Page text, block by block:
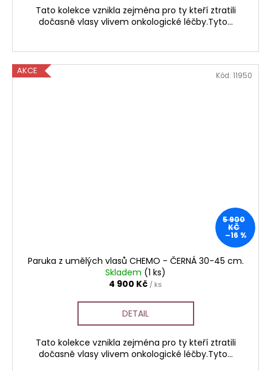
Tato kolekce vznikla zejména pro ty kteří ztratili
dočasně vlasy vlivem onkologické léčby.Tyto...
AKCE
5 900
KČ
–16 %
Paruka z umělých vlasů CHEMO - ČERNÁ 30-45 cm.
Skladem (1 ks)
4 900 Kč / ks
DETAIL
Tato kolekce vznikla zejména pro ty kteří ztratili
dočasně vlasy vlivem onkologické léčby.Tyto...
Kód: 11950